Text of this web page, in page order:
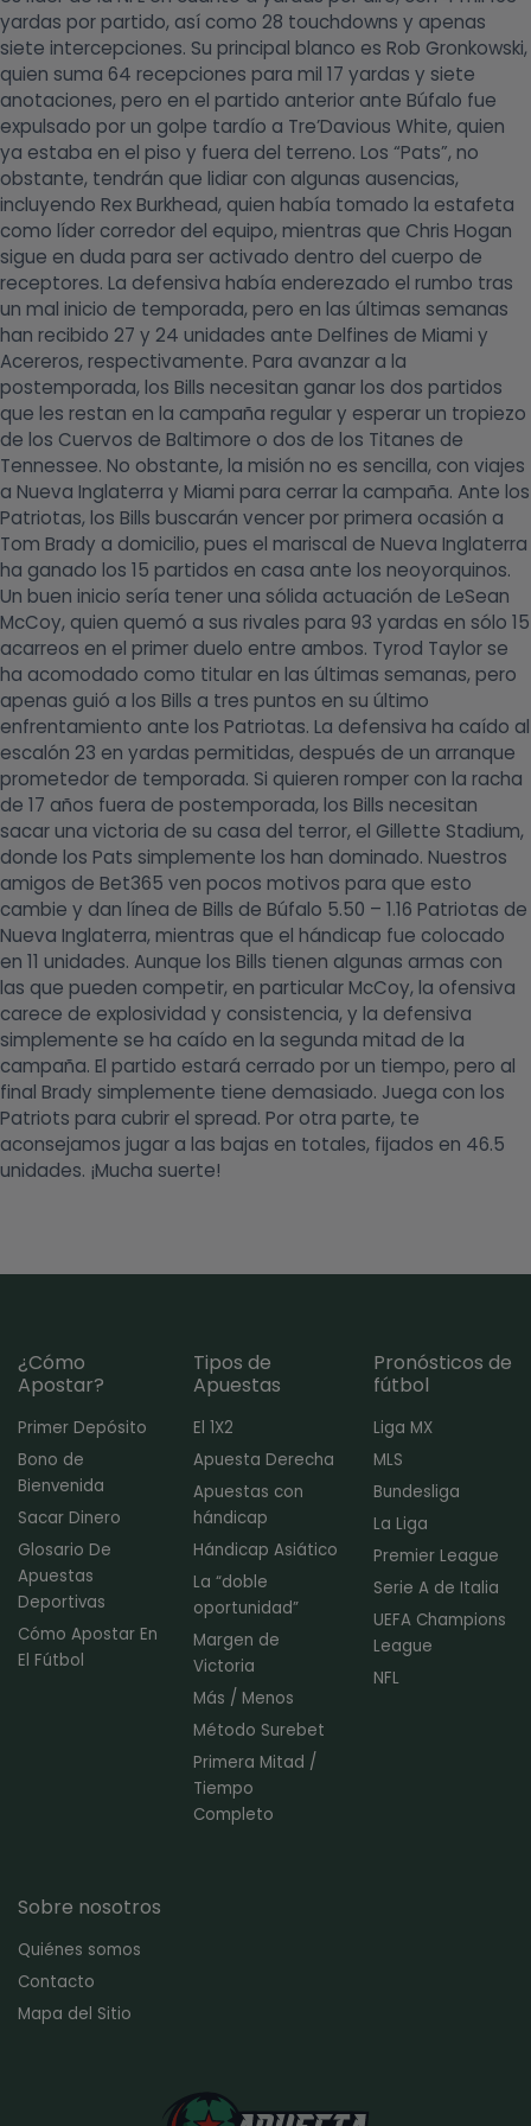
yardas por partido, así como 28 touchdowns y apenas
siete intercepciones. Su principal blanco es Rob Gronkowski,
quien suma 64 recepciones para mil 17 yardas y siete
anotaciones, pero en el partido anterior ante Búfalo fue
expulsado por un golpe tardío a Tre’Davious White, quien
ya estaba en el piso y fuera del terreno. Los “Pats”, no
obstante, tendrán que lidiar con algunas ausencias,
incluyendo Rex Burkhead, quien había tomado la estafeta
como líder corredor del equipo, mientras que Chris Hogan
sigue en duda para ser activado dentro del cuerpo de
receptores. La defensiva había enderezado el rumbo tras
un mal inicio de temporada, pero en las últimas semanas
han recibido 27 y 24 unidades ante Delfines de Miami y
Acereros, respectivamente. Para avanzar a la
postemporada, los Bills necesitan ganar los dos partidos
que les restan en la campaña regular y esperar un tropiezo
de los Cuervos de Baltimore o dos de los Titanes de
Tennessee. No obstante, la misión no es sencilla, con viajes
a Nueva Inglaterra y Miami para cerrar la campaña. Ante los
Patriotas, los Bills buscarán vencer por primera ocasión a
Tom Brady a domicilio, pues el mariscal de Nueva Inglaterra
ha ganado los 15 partidos en casa ante los neoyorquinos.
Un buen inicio sería tener una sólida actuación de LeSean
McCoy, quien quemó a sus rivales para 93 yardas en sólo 15
acarreos en el primer duelo entre ambos. Tyrod Taylor se
ha acomodado como titular en las últimas semanas, pero
apenas guió a los Bills a tres puntos en su último
enfrentamiento ante los Patriotas. La defensiva ha caído al
escalón 23 en yardas permitidas, después de un arranque
prometedor de temporada. Si quieren romper con la racha
de 17 años fuera de postemporada, los Bills necesitan
sacar una victoria de su casa del terror, el Gillette Stadium,
donde los Pats simplemente los han dominado. Nuestros
amigos de Bet365 ven pocos motivos para que esto
cambie y dan línea de Bills de Búfalo 5.50 – 1.16 Patriotas de
Nueva Inglaterra, mientras que el hándicap fue colocado
en 11 unidades. Aunque los Bills tienen algunas armas con
las que pueden competir, en particular McCoy, la ofensiva
carece de explosividad y consistencia, y la defensiva
simplemente se ha caído en la segunda mitad de la
campaña. El partido estará cerrado por un tiempo, pero al
final Brady simplemente tiene demasiado. Juega con los
Patriots para cubrir el spread. Por otra parte, te
aconsejamos jugar a las bajas en totales, fijados en 46.5
unidades. ¡Mucha suerte!
¿Cómo
Apostar?
Primer Depósito
Bono de
Bienvenida
Sacar Dinero
Glosario De
Apuestas
Deportivas
Cómo Apostar En
El Fútbol
Tipos de
Apuestas
El 1X2
Apuesta Derecha
Apuestas con
hándicap
Hándicap Asiático
La “doble
oportunidad”
Margen de
Victoria
Más / Menos
Método Surebet
Primera Mitad /
Tiempo
Completo
Pronósticos de
fútbol
Liga MX
MLS
Bundesliga
La Liga
Premier League
Serie A de Italia
UEFA Champions
League
NFL
Sobre nosotros
Quiénes somos
Contacto
Mapa del Sitio